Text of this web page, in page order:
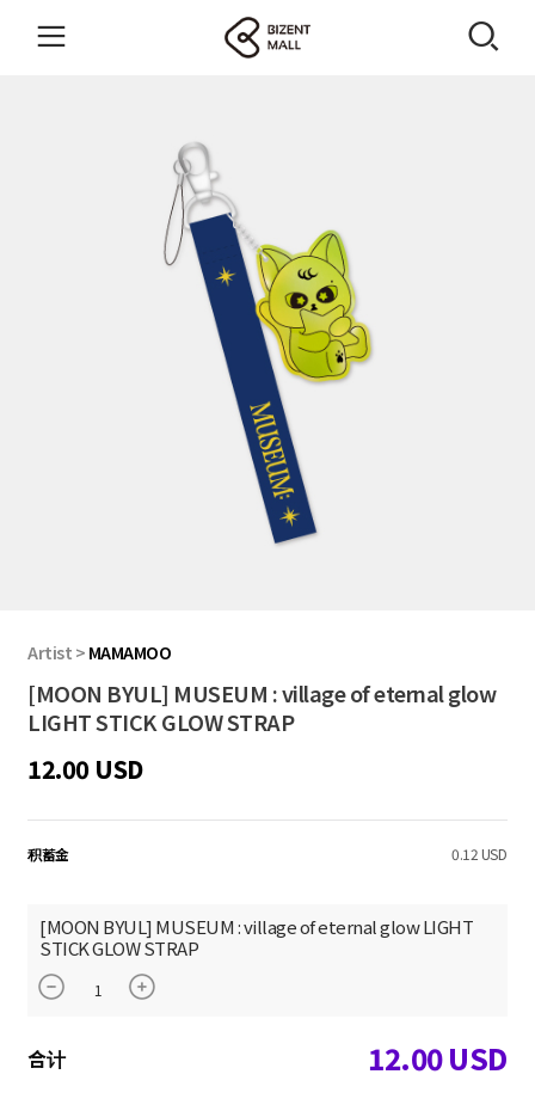
Artist > MAMAMOO
[MOON BYUL] MUSEUM : village of eternal glow
LIGHT STICK GLOW STRAP
12.00 USD
积蓄金 0.12 USD
[MOON BYUL] MUSEUM : village of eternal glow LIGHT
STICK GLOW STRAP
合计 12.00USD